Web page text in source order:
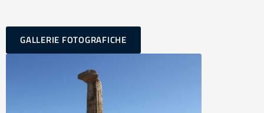
GALLERIE FOTOGRAFICHE